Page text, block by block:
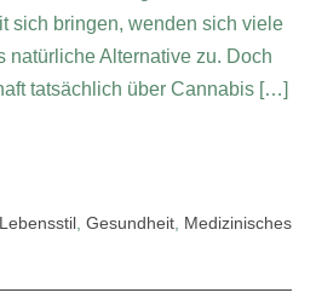
sich bringen, wenden sich viele
natürliche Alternative zu. Doch
tatsächlich über Cannabis […]
Gesundheit Medizinisches